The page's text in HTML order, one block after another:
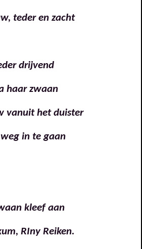
teder en zacht
drijvend
haar zwaan
vanuit het duister
in te gaan
kleef aan
RIny Reiken.